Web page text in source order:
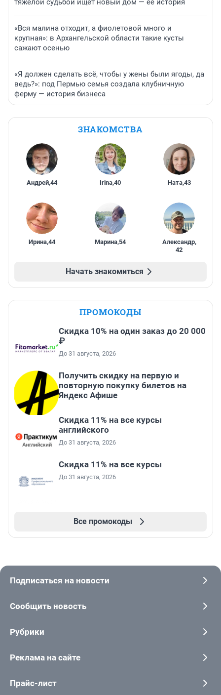
тяжелой судьбой ищет новый дом — ее история
«Вся малина отходит, а фиолетовой много и
крупная»: в Архангельской области такие кусты
сажают осенью
«Я должен сделать всё, чтобы у жены были ягоды, да
ведь?»: под Пермью семья создала клубничную
ферму — история бизнеса
ЗНАКОМСТВА
Андрей,44 Irina,40 Ната,43
Ирина,44 Марина,54 Александр,
42
Начать знакомиться
ПРОМОКОДЫ
Скидка 10% на один заказ до 20 000
₽
До 31 августа, 2026
Получить скидку на первую и
повторную покупку билетов на
Яндекс Афише
Скидка 11% на все курсы
английского
До 31 августа, 2026
Скидка 11% на все курсы
До 31 августа, 2026
Все промокоды
Подписаться на новости
Сообщить новость
Рубрики
Реклама на сайте
Прайс-лист